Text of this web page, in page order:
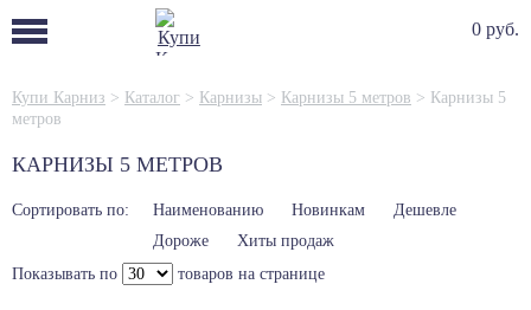
0 руб.
Купи Карниз > Каталог > Карнизы > Карнизы 5 метров > Карнизы 5
метров
КАРНИЗЫ 5 МЕТРОВ
Сортировать по: Наименованию Новинкам
Дешевле
Дороже
Хиты продаж
Показывать по
товаров на странице